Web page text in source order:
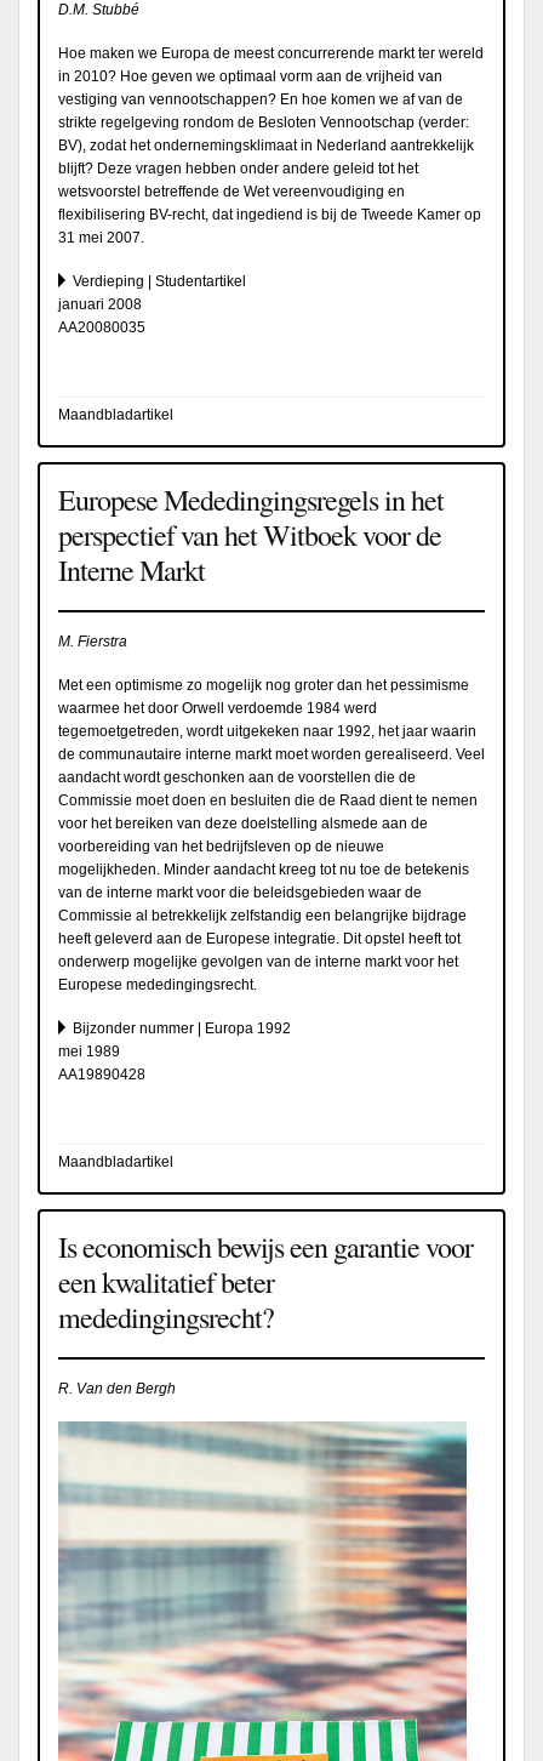
D.M. Stubbé
Hoe maken we Europa de meest concurrerende markt ter wereld
in 2010? Hoe geven we optimaal vorm aan de vrijheid van
vestiging van vennootschappen? En hoe komen we af van de
strikte regelgeving rondom de Besloten Vennootschap (verder:
BV), zodat het ondernemingsklimaat in Nederland aantrekkelijk
blijft? Deze vragen hebben onder andere geleid tot het
wetsvoorstel betreffende de Wet vereenvoudiging en
flexibilisering BV-recht, dat ingediend is bij de Tweede Kamer op
31 mei 2007.
Verdieping | Studentartikel
januari 2008
AA20080035
Maandbladartikel
Europese Mededingingsregels in het
perspectief van het Witboek voor de
Interne Markt
M. Fierstra
Met een optimisme zo mogelijk nog groter dan het pessimisme
waarmee het door Orwell verdoemde 1984 werd
tegemoetgetreden, wordt uitgekeken naar 1992, het jaar waarin
de communautaire interne markt moet worden gerealiseerd. Veel
aandacht wordt geschonken aan de voorstellen die de
Commissie moet doen en besluiten die de Raad dient te nemen
voor het bereiken van deze doelstelling alsmede aan de
voorbereiding van het bedrijfsleven op de nieuwe
mogelijkheden. Minder aandacht kreeg tot nu toe de betekenis
van de interne markt voor die beleidsgebieden waar de
Commissie al betrekkelijk zelfstandig een belangrijke bijdrage
heeft geleverd aan de Europese integratie. Dit opstel heeft tot
onderwerp mogelijke gevolgen van de interne markt voor het
Europese mededingingsrecht.
Bijzonder nummer | Europa 1992
mei 1989
AA19890428
Maandbladartikel
Is economisch bewijs een garantie voor
een kwalitatief beter
mededingingsrecht?
R. Van den Bergh